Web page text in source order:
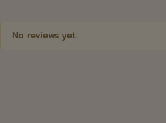
No reviews yet.